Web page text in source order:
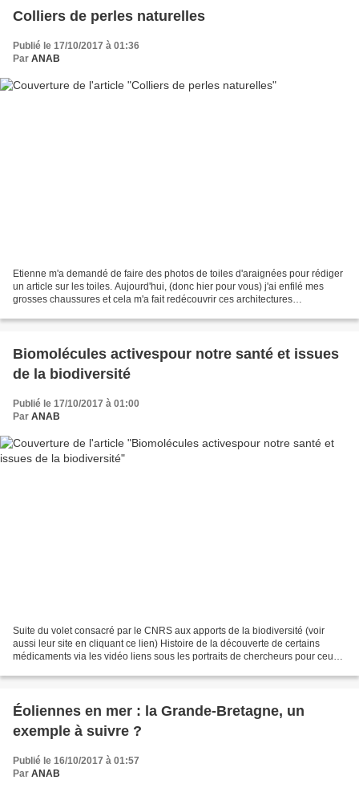
Colliers de perles naturelles
Publié le 17/10/2017 à 01:36
Par ANAB
Etienne m'a demandé de faire des photos de toiles d'araignées pour rédiger
un article sur les toiles. Aujourd'hui, (donc hier pour vous) j'ai enfilé mes
grosses chaussures et cela m'a fait redécouvrir ces architectures
Biomolécules activespour notre santé et issues
de la biodiversité
Publié le 17/10/2017 à 01:00
Par ANAB
Suite du volet consacré par le CNRS aux apports de la biodiversité (voir
aussi leur site en cliquant ce lien) Histoire de la découverte de certains
médicaments via les vidéo liens sous les portraits de chercheurs pour ceux
Éoliennes en mer : la Grande-Bretagne, un
exemple à suivre ?
Publié le 16/10/2017 à 01:57
Par ANAB